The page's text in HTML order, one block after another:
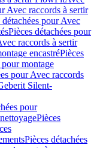
Avec raccords à sertir
détachées pour Avec
Pièces détachées pour
raccords à sertir
encastréPièces
montage
pour Avec raccords
Silent-
pour
Pièces
Pièces détachées